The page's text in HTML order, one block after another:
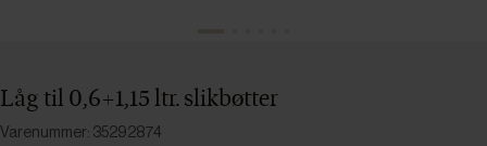
Låg til 0,6+1,15 ltr. slikbøtter
Varenummer: 35292874